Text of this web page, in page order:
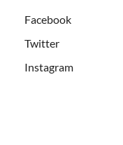
Facebook
Twitter
Instagram